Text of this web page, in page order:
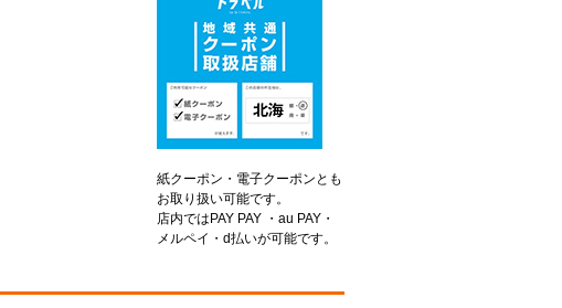
紙クーポン・電子クーポンとも
お取り扱い可能です。
店内ではPAY PAY ・au PAY・
メルペイ・d払いが可能です。